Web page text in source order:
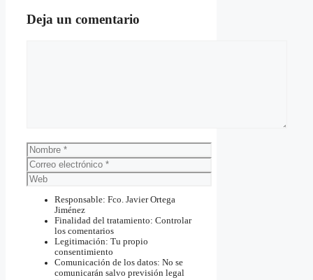
Deja un comentario
Nombre
Correo
electrónico
Web
Responsable: Fco. Javier Ortega
Jiménez
Finalidad del tratamiento: Controlar
los comentarios
Legitimación: Tu propio
consentimiento
Comunicación de los datos: No se
comunicarán salvo previsión legal